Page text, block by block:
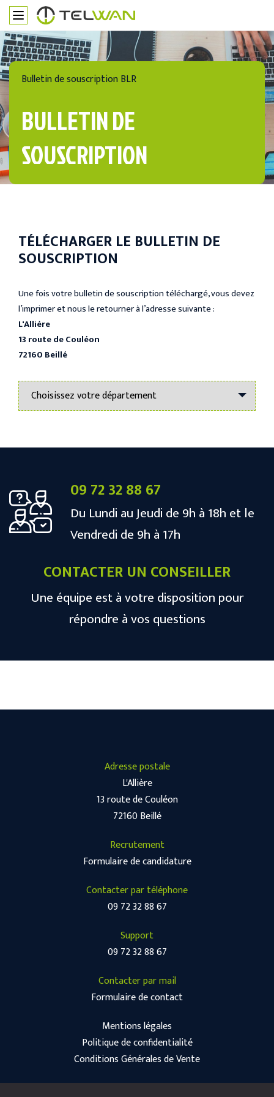
Bulletin de souscription BLR
BULLETIN DE
SOUSCRIPTION
TÉLÉCHARGER LE BULLETIN DE
SOUSCRIPTION
Une fois votre bulletin de souscription téléchargé, vous devez
l’imprimer et nous le retourner à l’adresse suivante :
L'Allière
13 route de Couléon
72160 Beillé
09 72 32 88 67
Du Lundi au Jeudi de 9h à 18h et le
Vendredi de 9h à 17h
CONTACTER UN CONSEILLER
Une équipe est à votre disposition pour
répondre à vos questions
Adresse postale
L'Allière
13 route de Couléon
72160 Beillé
Recrutement
Formulaire de candidature
Contacter par téléphone
09 72 32 88 67
Support
09 72 32 88 67
Contacter par mail
Formulaire de contact
Mentions légales
Politique de confidentialité
Conditions Générales de Vente